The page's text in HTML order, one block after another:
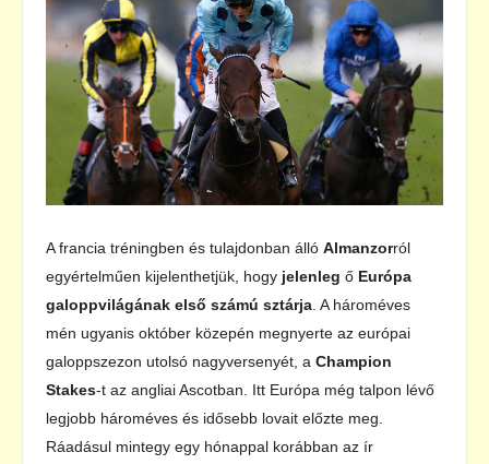
A francia tréningben és tulajdonban álló Almanzorról
egyértelműen kijelenthetjük, hogy jelenleg ő Európa
galoppvilágának első számú sztárja . A hároméves
mén ugyanis október közepén megnyerte az európai
galoppszezon utolsó nagyversenyét, a Champion
Stakes-t az angliai Ascotban. Itt Európa még talpon lévő
legjobb hároméves és idősebb lovait előzte meg.
Ráadásul mintegy egy hónappal korábban az ír